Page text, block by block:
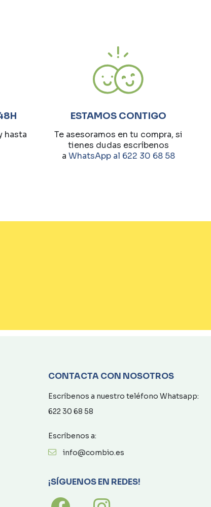
hasta
ESTAMOS CONTIGO
Te asesoramos en tu compra, si
tienes dudas escríbenos
a WhatsApp al 622 30 68 58
CONTACTA CON NOSOTROS
Escríbenos a nuestro teléfono Whatsapp:
622 30 68 58
Escríbenos a:
info@combio.es
¡SÍGUENOS EN REDES!